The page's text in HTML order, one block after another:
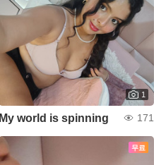
1
My world is spinning 171
무료